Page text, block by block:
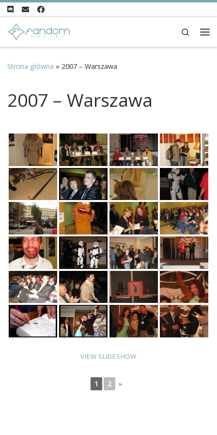
Przejdź do treści
Search
Strona główna » 2007 – Warszawa
2007 – Warszawa
VIEW SLIDESHOW
1 2 ►